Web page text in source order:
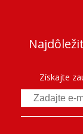
Získajte